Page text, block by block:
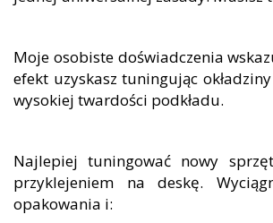
Moje osobiste doświadczenia
efekt uzyskasz tuningując
wysokiej twardości podkładu.
Najlepiej tuningować nowy
przyklejeniem na deskę.
opakowania i: